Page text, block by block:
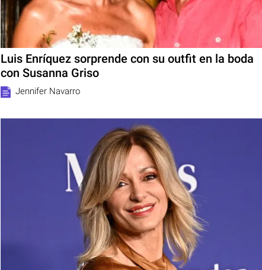
Luis Enríquez sorprende con su outfit en la boda
con Susanna Griso
Jennifer Navarro